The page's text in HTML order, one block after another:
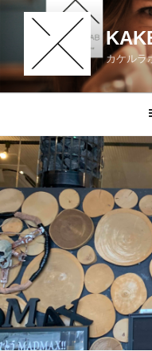
ン
キ
ッ
プ
カケルラ